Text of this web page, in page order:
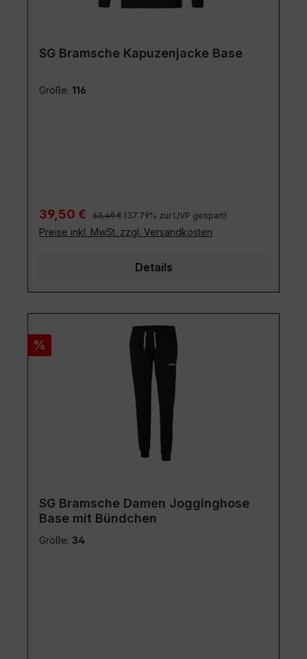
SG Bramsche Kapuzenjacke Base
Größe: 116
Verkaufspreis:
39,50 € Regulärer Preis:
63,49 € (37.79% zur UVP gespart)
Preise inkl. MwSt. zzgl. Versandkosten
Details
Rabatt
%
SG Bramsche Damen Jogginghose
Base mit Bündchen
Größe: 34